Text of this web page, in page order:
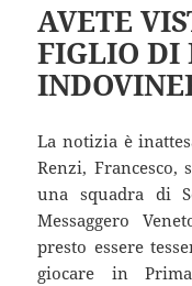
AVETE
FIGLIO DI
La notizia è
Renzi,
una squadra di
Messaggero
presto essere
giocare in